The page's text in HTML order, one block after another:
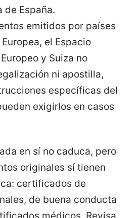
de España.
emitidos por países
el Espacio
y Suiza no
ni apostilla,
específicas del
exigirlos en casos
en sí no caduca, pero
originales sí tienen
certificados de
de buena conducta